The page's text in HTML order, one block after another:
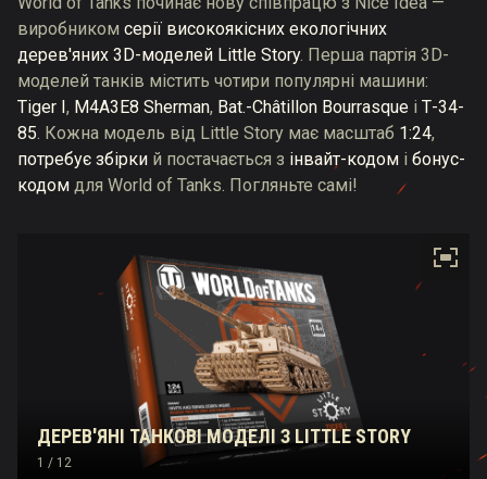
виробником серії високоякісних екологічних
дерев'яних 3D-моделей Little Story. Перша партія 3D-
моделей танків містить чотири популярні машини:
Tiger I, M4A3E8 Sherman, Bat.-Châtillon Bourrasque і Т-34-
85. Кожна модель від Little Story має масштаб 1:24,
потребує збірки й постачається з інвайт-кодом і бонус-
кодом для World of Tanks. Погляньте самі!
ДЕРЕВ'ЯНІ ТАНКОВІ МОДЕЛІ З LITTLE STORY
1 / 12